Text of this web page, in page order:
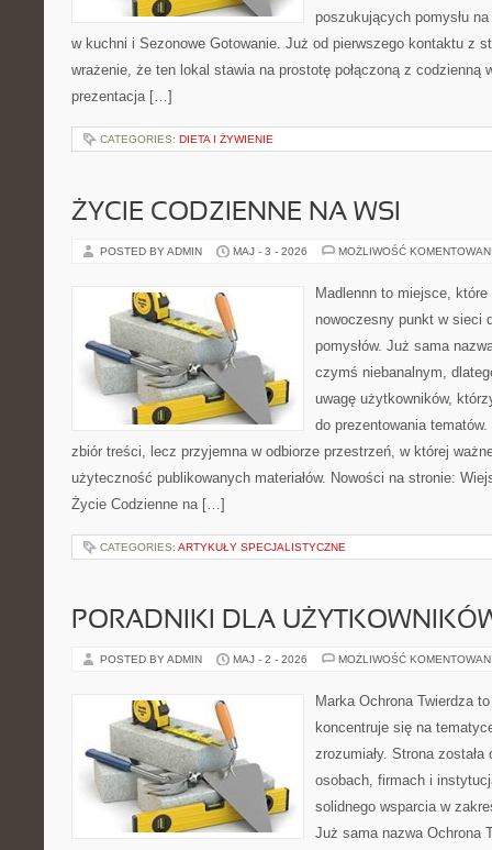
poszukujących pomysłu
w kuchni i Sezonowe Gotowanie. Już od pierwszego kontaktu z
wrażenie, że ten lokal stawia na prostotę połączoną z codzienną
prezentacja […]
CATEGORIES: DIETA I ŻYWIENIE
ŻYCIE CODZIENNE NA WSI
POSTED BY ADMIN MAJ - 3 - 2026 MOŻLIWOŚĆ
Madlennn to miejsce,
nowoczesny punkt w sieci
pomysłów. Już sama
czymś niebanalnym,
uwagę użytkowników,
do prezentowania
zbiór treści, lecz przyjemna w odbiorze przestrzeń, w której
użyteczność publikowanych materiałów. Nowości na stronie:
Życie Codzienne na […]
CATEGORIES: ARTYKUŁY SPECJALISTYCZNE
PORADNIKI DLA
POSTED BY ADMIN MAJ - 2 - 2026 MOŻLIWOŚĆ
Marka Ochrona Twierdza
koncentruje się na
zrozumiały. Strona
osobach, firmach i
solidnego wsparcia w
Już sama nazwa Ochrona